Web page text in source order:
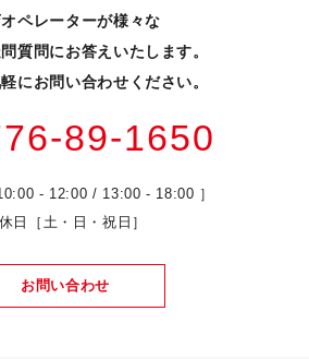
ペレーターが様々な
質問にお答えいたします。
にお問い合わせください。
89-1650
- 12:00 / 13:00 - 18:00 ］
日［土・日・祝日］
お問い合わせ